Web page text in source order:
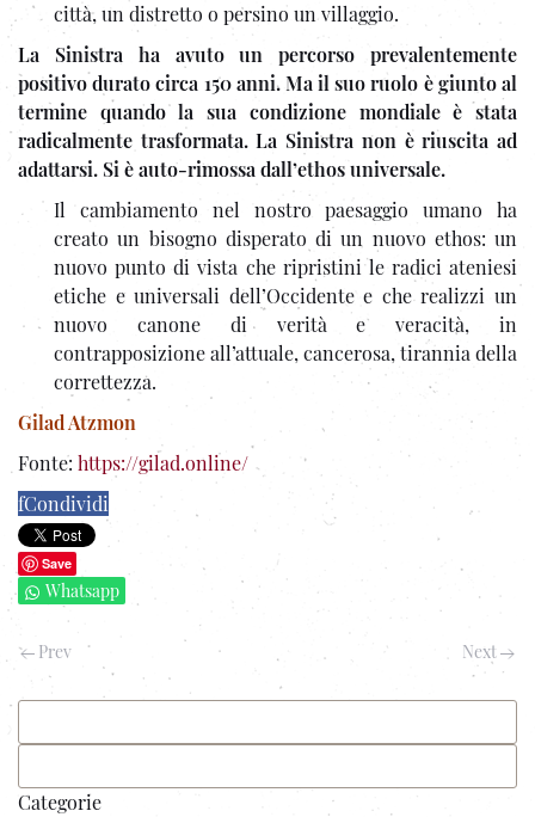
città, un distretto o persino un villaggio.
La Sinistra ha avuto un percorso prevalentemente
positivo durato circa 150 anni. Ma il suo ruolo è giunto al
termine quando la sua condizione mondiale è stata
radicalmente trasformata. La Sinistra non è riuscita ad
adattarsi. Si è auto-rimossa dall’ethos universale.
Il cambiamento nel nostro paesaggio umano ha
creato un bisogno disperato di un nuovo ethos: un
nuovo punto di vista che ripristini le radici ateniesi
etiche e universali dell’Occidente e che realizzi un
nuovo canone di verità e veracità, in
contrapposizione all’attuale, cancerosa, tirannia della
correttezza.
Gilad Atzmon
Fonte: https://gilad.online/
fCondividi
Save
Whatsapp
Prev Next
Categorie